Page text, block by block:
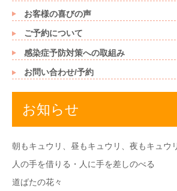
お客様の喜びの声
ご予約について
感染症予防対策への取組み
お問い合わせ/予約
お知らせ
朝もキュウリ、昼もキュウリ、夜もキュウ
人の手を借りる・人に手を差しのべる
道ばたの花々